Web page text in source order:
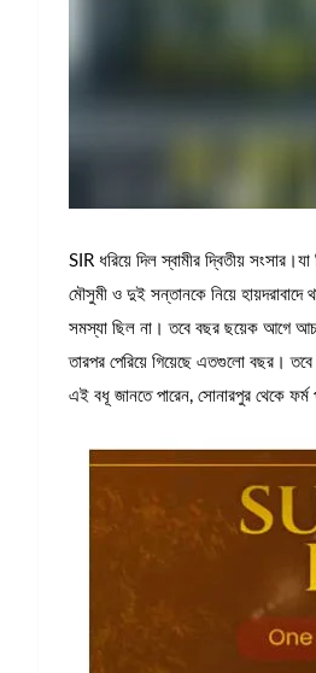
SIR ধরিয়ে দিল স্বামীর দ্বিতীয়
মৌসুমী ও দুই সন্তানকে নিয়ে হায়দরাবাদে
সমস্যা ছিল না। তবে বছর ছয়েক আগে
তারপর পেরিয়ে গিয়েছে এতগুলো বছর।
এই বধূ জানতে পারেন, সোনারপুর থেকে ফর্ম